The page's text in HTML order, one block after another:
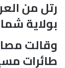
رتل من
بولاية
وقالت
طائرات